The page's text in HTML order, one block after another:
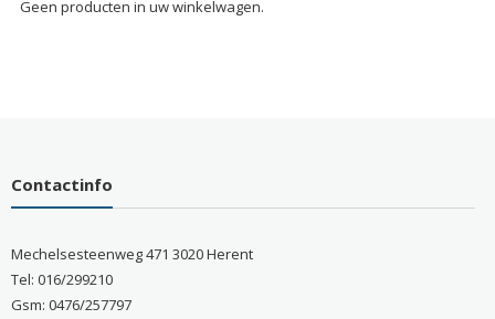
Geen producten in uw winkelwagen.
Contactinfo
Mechelsesteenweg 471 3020 Herent
Tel: 016/299210
Gsm: 0476/257797